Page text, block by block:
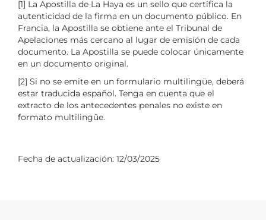
[1] La Apostilla de La Haya es un sello que certifica la
autenticidad de la firma en un documento público. En
Francia, la Apostilla se obtiene ante el Tribunal de
Apelaciones más cercano al lugar de emisión de cada
documento. La Apostilla se puede colocar únicamente
en un documento original.
[2] Si no se emite en un formulario multilingüe, deberá
estar traducida español. Tenga en cuenta que el
extracto de los antecedentes penales no existe en
formato multilingüe.
Fecha de actualización: 12/03/2025